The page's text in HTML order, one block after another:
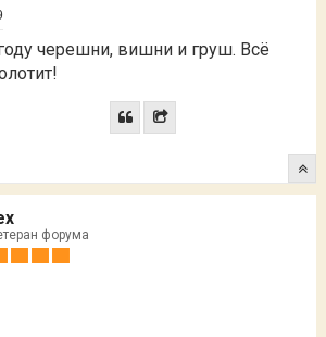
черешни, вишни и груш. Всё
форума